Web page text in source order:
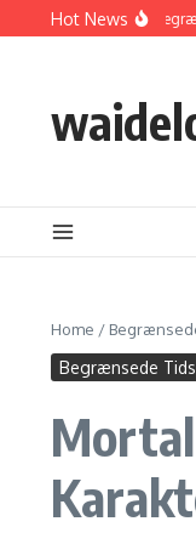
Skip to content
Hot News
Kombat Mobile
Home /
Begrænsede